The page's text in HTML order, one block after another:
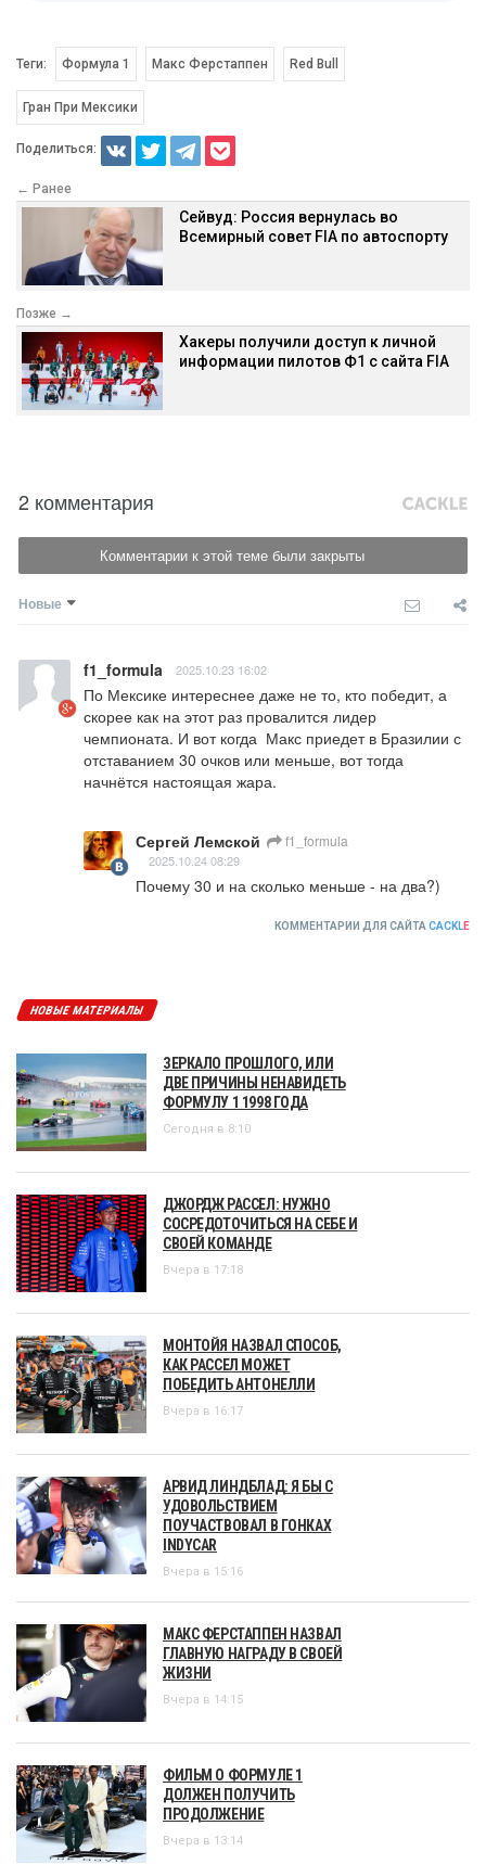
Теги: Формула 1 Макс Ферстаппен Red Bull
Гран При Мексики
Поделиться:
← Ранее
Сейвуд: Россия вернулась во
Всемирный совет FIA по автоспорту
Позже →
Хакеры получили доступ к личной
информации пилотов Ф1 с сайта FIA
2 комментария
Комментарии к этой теме были закрыты
Новые
f1_formula 2025.10.23 16:02
По Мексике интереснее даже не то, кто победит, а
скорее как на этот раз провалится лидер
чемпионата. И вот когда  Макс приедет в Бразилии с
отставанием 30 очков или меньше, вот тогда
начнётся настоящая жара.
Сергей Лемской f1_formula
2025.10.24 08:29
Почему 30 и на сколько меньше - на два?)
КОММЕНТАРИИ ДЛЯ САЙТА CACKLE
НОВЫЕ МАТЕРИАЛЫ
ЗЕРКАЛО ПРОШЛОГО, ИЛИ
ДВЕ ПРИЧИНЫ НЕНАВИДЕТЬ
ФОРМУЛУ 1 1998 ГОДА
Сегодня в 8:10
ДЖОРДЖ РАССЕЛ: НУЖНО
СОСРЕДОТОЧИТЬСЯ НА СЕБЕ И
СВОЕЙ КОМАНДЕ
Вчера в 17:18
МОНТОЙЯ НАЗВАЛ СПОСОБ,
КАК РАССЕЛ МОЖЕТ
ПОБЕДИТЬ АНТОНЕЛЛИ
Вчера в 16:17
АРВИД ЛИНДБЛАД: Я БЫ С
УДОВОЛЬСТВИЕМ
ПОУЧАСТВОВАЛ В ГОНКАХ
INDYCAR
Вчера в 15:16
МАКС ФЕРСТАППЕН НАЗВАЛ
ГЛАВНУЮ НАГРАДУ В СВОЕЙ
ЖИЗНИ
Вчера в 14:15
ФИЛЬМ О ФОРМУЛЕ 1
ДОЛЖЕН ПОЛУЧИТЬ
ПРОДОЛЖЕНИЕ
Вчера в 13:14